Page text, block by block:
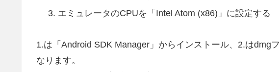
エミュレータのCPUを「Intel Atom (x86)」に設定する
1.は「Android SDK Manager」からインストール、2.はdmg
なります。